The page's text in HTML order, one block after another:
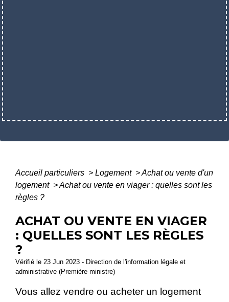
Accueil particuliers > Logement >Achat ou vente d'un
logement >Achat ou vente en viager : quelles sont les
règles ?
ACHAT OU VENTE EN VIAGER
: QUELLES SONT LES RÈGLES
?
Vérifié le 23 Jun 2023 - Direction de l'information légale et
administrative (Première ministre)
Vous allez vendre ou acheter un logement